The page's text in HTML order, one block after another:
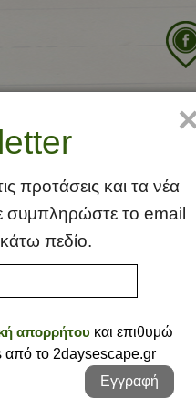
προτάσεις και τα νέα
συμπληρώστε το email
πεδίο.
απορρήτου και επιθυμώ
το 2daysescape.gr
Εγγραφή
Αττική
Κηφισιά
Νέα
Ήπειρος Άρτα
Γιάννενα
Θεσσαλία Λάρισα
Θράκη Έβρος
Πάρος
Μακεδονία Γρεβενά
Δυτική
Πελοπόννησος Αρκαδία
Αχαΐα
Στερεά Ελλάδα